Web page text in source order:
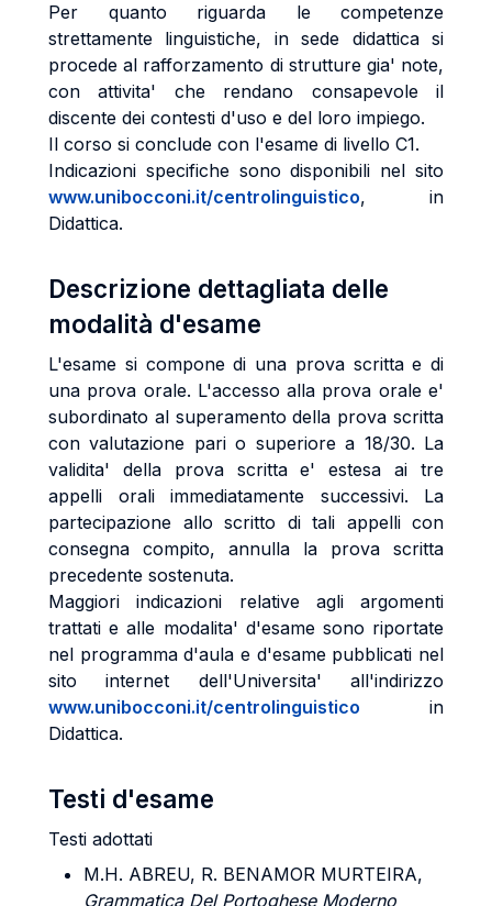
Per quanto riguarda le competenze
strettamente linguistiche, in sede didattica si
procede al rafforzamento di strutture gia' note,
con attivita' che rendano consapevole il
discente dei contesti d'uso e del loro impiego.
Il corso si conclude con l'esame di livello C1.
Indicazioni specifiche sono disponibili nel sito
www.unibocconi.it/centrolinguistico, in
Didattica.
Descrizione dettagliata delle
modalità d'esame
L'esame si compone di una prova scritta e di
una prova orale. L'accesso alla prova orale e'
subordinato al superamento della prova scritta
con valutazione pari o superiore a 18/30. La
validita' della prova scritta e' estesa ai tre
appelli orali immediatamente successivi. La
partecipazione allo scritto di tali appelli con
consegna compito, annulla la prova scritta
precedente sostenuta.
Maggiori indicazioni relative agli argomenti
trattati e alle modalita' d'esame sono riportate
nel programma d'aula e d'esame pubblicati nel
sito internet dell'Universita' all'indirizzo
www.unibocconi.it/centrolinguistico in
Didattica.
Testi d'esame
Testi adottati
M.H. ABREU, R. BENAMOR MURTEIRA,
Grammatica Del Portoghese Moderno